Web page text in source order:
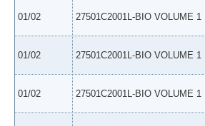
01/02 27501C2001L-BIO VOLUME 1
01/02 27501C2001L-BIO VOLUME 1
01/02 27501C2001L-BIO VOLUME 1